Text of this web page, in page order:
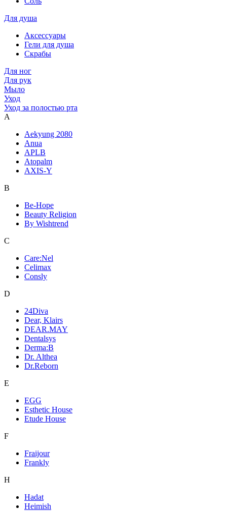
Для душа
Аксессуары
Гели для душа
Скрабы
Для ног
Для рук
Мыло
Уход
Уход за полостью рта
A
Aekyung 2080
Anua
APLB
Atopalm
AXIS-Y
B
Be-Hope
Beauty Religion
By Wishtrend
C
Care:Nel
Celimax
Consly
D
24Diva
Dear, Klairs
DEAR.MAY
Dentalsys
Derma:B
Dr. Althea
Dr.Reborn
E
EGG
Esthetic House
Etude House
F
Fraijour
Frankly
H
Hadat
Heimish